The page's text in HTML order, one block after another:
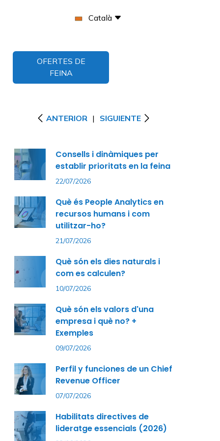
Català
OFERTES DE
FEINA
ANTERIOR | SIGUIENTE
Consells i dinàmiques per
establir prioritats en la feina
22/07/2026
Què és People Analytics en
recursos humans i com
utilitzar-ho?
21/07/2026
Què són els dies naturals i
com es calculen?
10/07/2026
Què són els valors d'una
empresa i què no? +
Exemples
09/07/2026
Perfil y funciones de un Chief
Revenue Officer
07/07/2026
Habilitats directives de
lideratge essencials (2026)